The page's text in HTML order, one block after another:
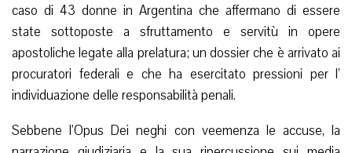
caso di 43 donne in Argentina che affermano di essere
state sottoposte a sfruttamento e servitù in opere
apostoliche legate alla prelatura; un dossier che è arrivato ai
procuratori federali e che ha esercitato pressioni per l’
individuazione delle responsabilità penali.
Sebbene l’Opus Dei neghi con veemenza le accuse, la